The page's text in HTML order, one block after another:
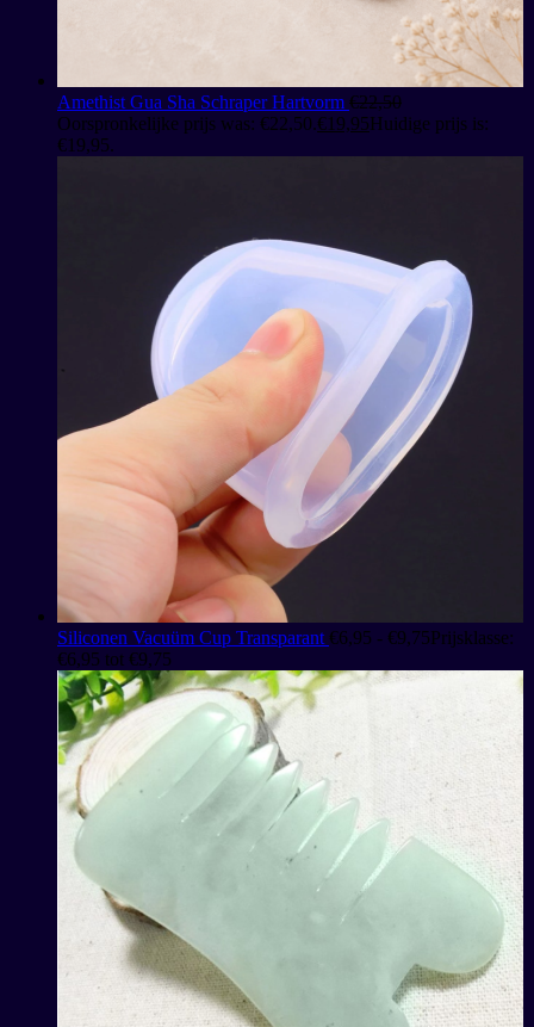
Amethist Gua Sha Schraper Hartvorm €22,50
Oorspronkelijke prijs was: €22,50.€19,95Huidige prijs is:
€19,95.
Siliconen Vacuüm Cup Transparant €6,95 - €9,75Prijsklasse:
€6,95 tot €9,75